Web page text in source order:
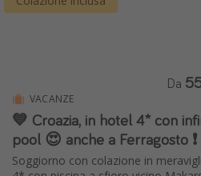
Città più visitate
VACANZE
💙 Croazia, in hotel 4* con
pool 😍 anche a Ferragosto ❗️
Soggiorno con colazione in
Da